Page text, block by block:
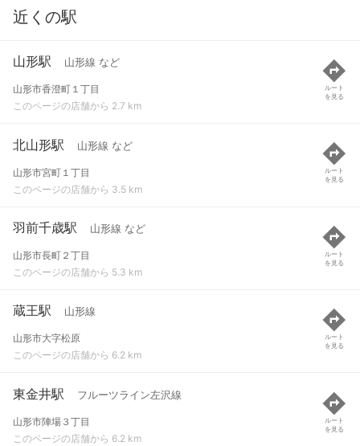
近くの駅
山形駅 山形線 など
山形市香澄町１丁目
このページの店舗から 2.7 km
ルート
を見る
北山形駅 山形線 など
山形市宮町１丁目
このページの店舗から 3.5 km
ルート
を見る
羽前千歳駅 山形線 など
山形市長町２丁目
このページの店舗から 5.3 km
ルート
を見る
蔵王駅 山形線
山形市大字松原
このページの店舗から 6.2 km
ルート
を見る
東金井駅 フルーツライン左沢線
山形市陣場３丁目
このページの店舗から 6.2 km
ルート
を見る